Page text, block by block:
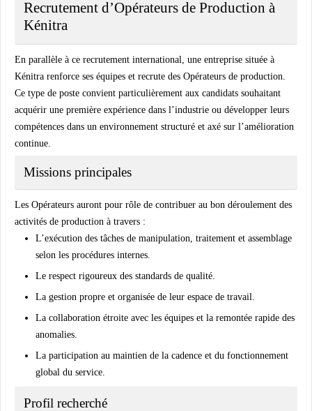
Recrutement d’Opérateurs de Production à
Kénitra
En parallèle à ce recrutement international, une entreprise située à
Kénitra renforce ses équipes et recrute des Opérateurs de production.
Ce type de poste convient particulièrement aux candidats souhaitant
acquérir une première expérience dans l’industrie ou développer leurs
compétences dans un environnement structuré et axé sur l’amélioration
continue.
Missions principales
Les Opérateurs auront pour rôle de contribuer au bon déroulement des
activités de production à travers :
L’exécution des tâches de manipulation, traitement et assemblage
selon les procédures internes.
Le respect rigoureux des standards de qualité.
La gestion propre et organisée de leur espace de travail.
La collaboration étroite avec les équipes et la remontée rapide des
anomalies.
La participation au maintien de la cadence et du fonctionnement
global du service.
Profil recherché